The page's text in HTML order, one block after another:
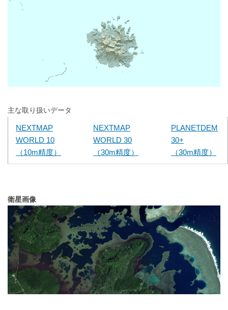
主な取り扱いデータ
NEXTMAP
WORLD 10
（10m精度）
NEXTMAP
WORLD 30
（30m精度）
PLANETDEM
30+
（30m精度）
衛星画像